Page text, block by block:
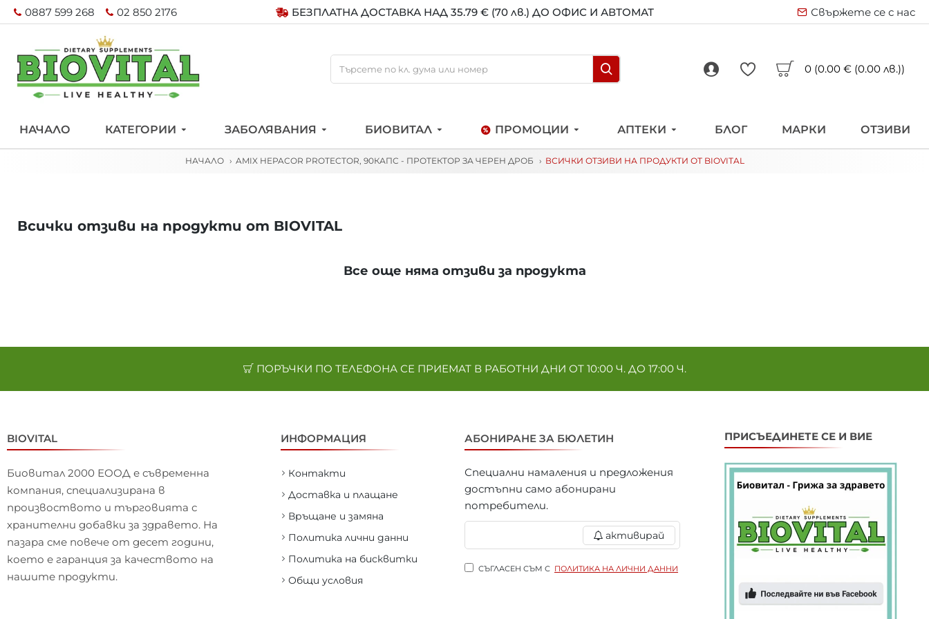
0887 599 268 02 850 2176 БЕЗПЛАТНА ДОСТАВКА НАД 35.79 € (70 лв.) ДО ОФИС И АВТОМАТ Свържете се с нас
0 (0.00 € (0.00 лв.))
НАЧАЛО КАТЕГОРИИ ЗАБОЛЯВАНИЯ БИОВИТАЛ ПРОМОЦИИ АПТЕКИ БЛОГ МАРКИ ОТЗИВИ
НАЧАЛО AMIX HEPACOR PROTECTOR, 90КАПС - ПРОТЕКТОР ЗА ЧЕРЕН ДРОБ ВСИЧКИ ОТЗИВИ НА ПРОДУКТИ ОТ BIOVITAL
Всички отзиви на продукти от BIOVITAL
Все още няма отзиви за продукта
ПОРЪЧКИ ПО ТЕЛЕФОНА СЕ ПРИЕМАТ В РАБОТНИ ДНИ ОТ 10:00 Ч. ДО 17:00 Ч.
BIOVITAL
Биовитал 2000 ЕООД е съвременна
компания, специализирана в
произвоството и търговията с
хранителни добавки за здравето. На
пазара сме повече от десет години,
което е гаранция за качеството на
нашите продукти.
ИНФОРМАЦИЯ
Контакти
Доставка и плащане
Връщане и замяна
Политика лични данни
Политика на бисквитки
Общи условия
АБОНИРАНЕ ЗА БЮЛЕТИН
Специални намаления и предложения
достъпни само абонирани
потребители.
активирай
СЪГЛАСЕН СЪМ С ПОЛИТИКА НА ЛИЧНИ ДАННИ
ПРИСЪЕДИНЕТЕ СЕ И ВИЕ